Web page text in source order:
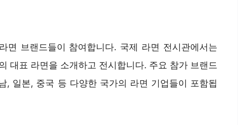
면 브랜드들이 참여합니다. 국제 라면 전시관에서는
대표 라면을 소개하고 전시합니다. 주요 참가 브랜드
, 일본, 중국 등 다양한 국가의 라면 기업들이 포함됩